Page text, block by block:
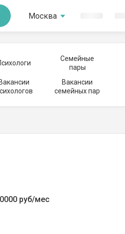
Москва
Семейные
пары
Вакансии
Вакансии
семейных пар
руб/мес